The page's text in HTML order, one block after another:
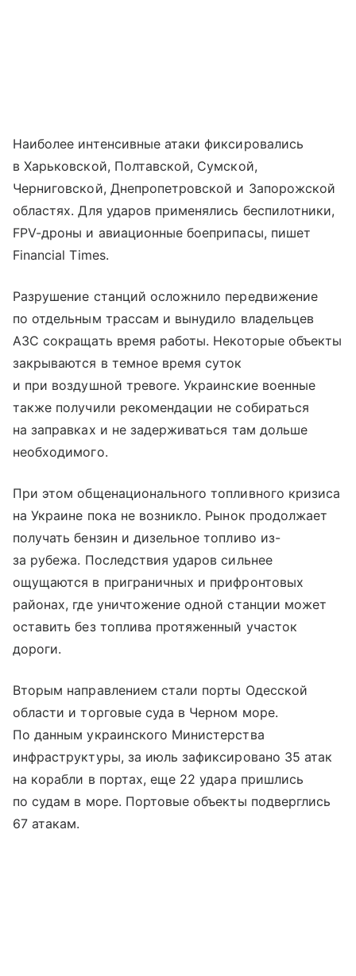
Наиболее интенсивные атаки фиксировались
в Харьковской, Полтавской, Сумской,
Черниговской, Днепропетровской и Запорожской
областях. Для ударов применялись беспилотники,
FPV-дроны и авиационные боеприпасы, пишет
Financial Times.
Разрушение станций осложнило передвижение
по отдельным трассам и вынудило владельцев
АЗС сокращать время работы. Некоторые объекты
закрываются в темное время суток
и при воздушной тревоге. Украинские военные
также получили рекомендации не собираться
на заправках и не задерживаться там дольше
необходимого.
При этом общенационального топливного кризиса
на Украине пока не возникло. Рынок продолжает
получать бензин и дизельное топливо из-
за рубежа. Последствия ударов сильнее
ощущаются в приграничных и прифронтовых
районах, где уничтожение одной станции может
оставить без топлива протяженный участок
дороги.
Вторым направлением стали порты Одесской
области и торговые суда в Черном море.
По данным украинского Министерства
инфраструктуры, за июль зафиксировано 35 атак
на корабли в портах, еще 22 удара пришлись
по судам в море. Портовые объекты подверглись
67 атакам.